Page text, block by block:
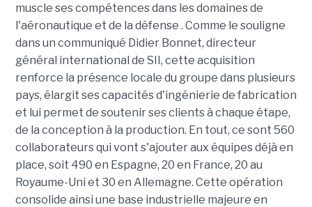
muscle ses compétences dans les domaines de
l'aéronautique et de la défense . Comme le souligne
dans un communiqué Didier Bonnet, directeur
général international de SII, cette acquisition
renforce la présence locale du groupe dans plusieurs
pays, élargit ses capacités d'ingénierie de fabrication
et lui permet de soutenir ses clients à chaque étape,
de la conception à la production. En tout, ce sont 560
collaborateurs qui vont s'ajouter aux équipes déjà en
place, soit 490 en Espagne, 20 en France, 20 au
Royaume-Uni et 30 en Allemagne. Cette opération
consolide ainsi une base industrielle majeure en